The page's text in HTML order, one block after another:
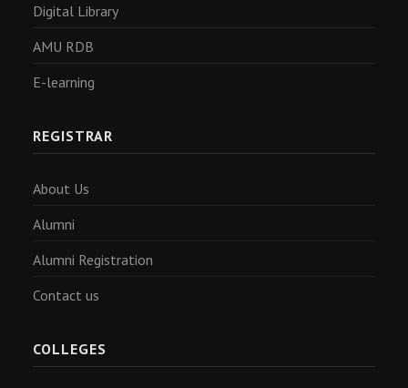
Digital Library
AMU RDB
E-learning
REGISTRAR
About Us
Alumni
Alumni Registration
Contact us
COLLEGES